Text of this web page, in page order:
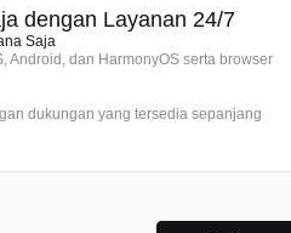
dengan Layanan 24/7
Saja
Android, dan HarmonyOS serta browser
dukungan yang tersedia sepanjang